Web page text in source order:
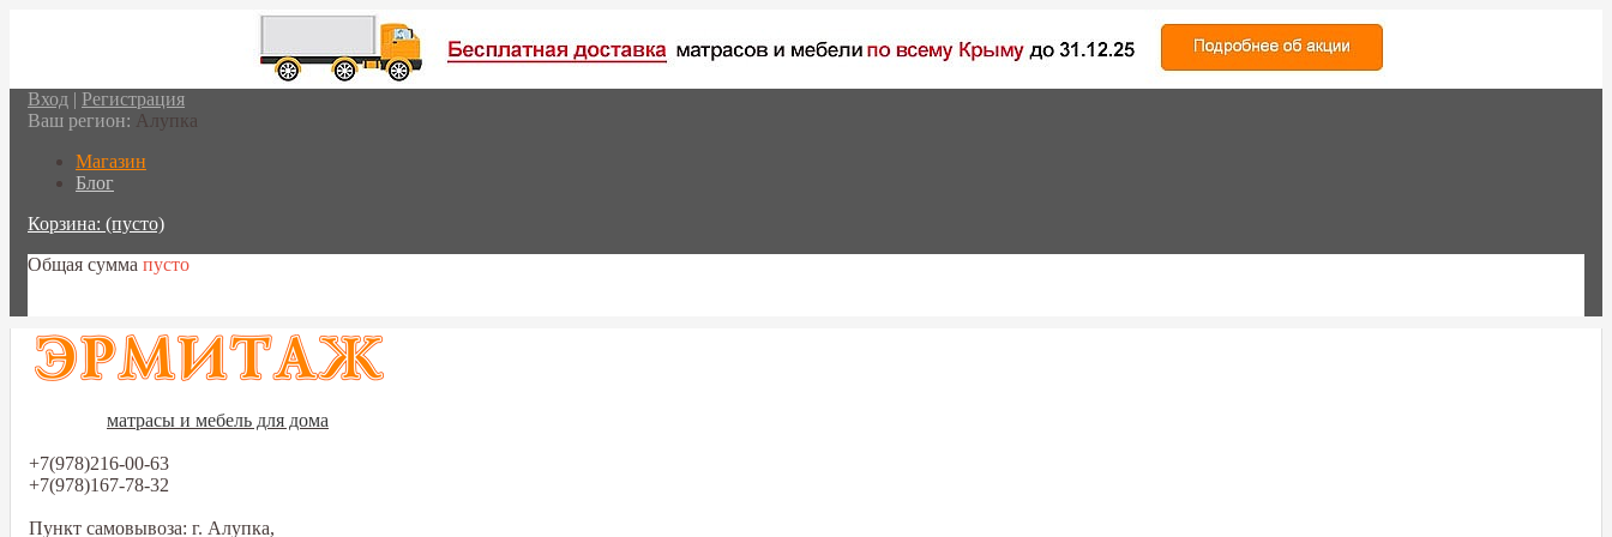
Вход | Регистрация
Ваш регион: Алупка
Магазин
Блог
Корзина: (пусто)
Общая сумма пусто
матрасы и мебель для дома
+7(978)216-00-63
+7(978)167-78-32
Пункт самовывоза: г. Алупка,